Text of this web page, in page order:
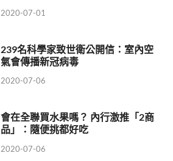
2020-07-01
239名科學家致世衛公開信：室內空
氣會傳播新冠病毒
2020-07-06
會在全聯買水果嗎？ 內行激推「2商
品」：隨便挑都好吃
2020-07-06